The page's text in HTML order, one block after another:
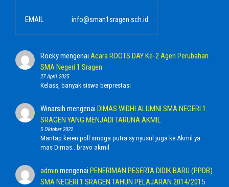
EMAIL info@sman1sragen.sch.id
Rockymengenai Acara ROOTS DAY Ke-2 Agen Perubahan
SMA Negeri 1 Sragen
27 April 2025
Kelass, banyak siswa berprestasi
Winarsih mengenai DIMAS WIDHI ALUMNI SMA NEGERI 1
SRAGEN YANG MENJADI TARUNA AKMIL
5 Oktober 2022
Mantap keren poll smoga putra sy nyusul juga ke Akmil ya
mas Dimas...bravo akmil
admin mengenai PENERIMAN PESERTA DIDIK BARU (PPDB)
SMA NEGERI 1 SRAGEN TAHUN PELAJARAN 2014/2015